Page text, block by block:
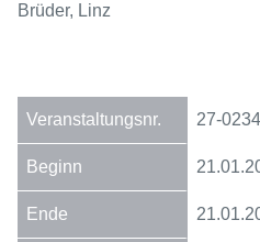
Brüder, Linz
27-0234